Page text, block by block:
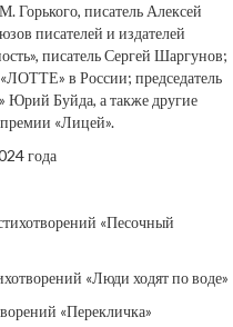
Горького, писатель Алексей
писателей и издателей
писатель Сергей Шаргунов;
в России; председатель
Юрий Буйда, а также другие
«Лицей».
года
«Песочный
«Люди ходят по воде»
«Перекличка»